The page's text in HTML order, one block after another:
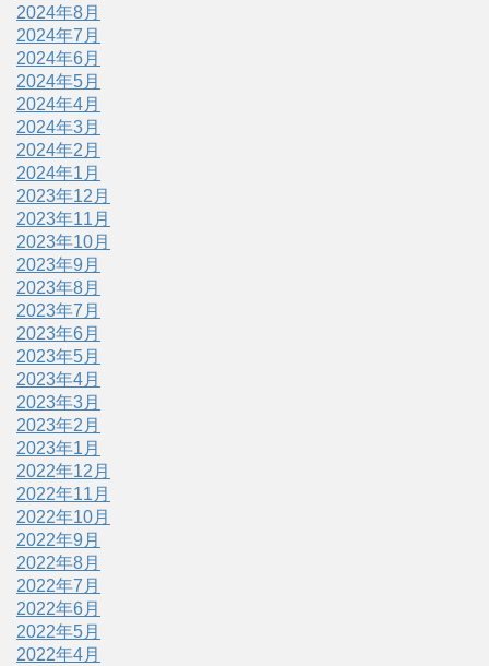
2024年8月
2024年7月
2024年6月
2024年5月
2024年4月
2024年3月
2024年2月
2024年1月
2023年12月
2023年11月
2023年10月
2023年9月
2023年8月
2023年7月
2023年6月
2023年5月
2023年4月
2023年3月
2023年2月
2023年1月
2022年12月
2022年11月
2022年10月
2022年9月
2022年8月
2022年7月
2022年6月
2022年5月
2022年4月